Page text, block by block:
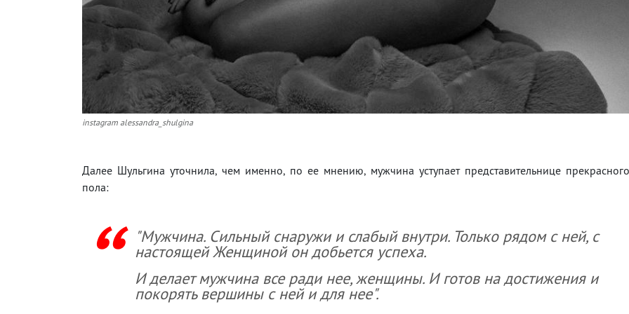
instagram alessandra_shulgina
Далее Шульгина уточнила, чем именно, по ее мнению, мужчина уступает представительнице прекрасного
пола:
"Мужчина. Сильный снаружи и слабый внутри. Только рядом с ней, с
настоящей Женщиной он добьется успеха.
И делает мужчина все ради нее, женщины. И готов на достижения и
покорять вершины с ней и для нее".